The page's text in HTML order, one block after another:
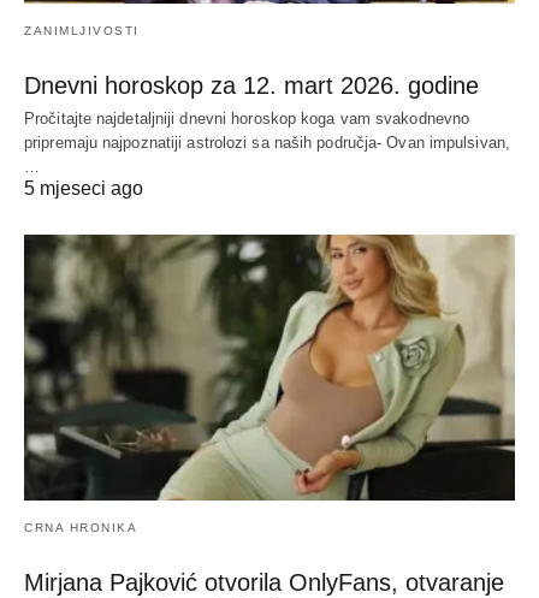
ZANIMLJIVOSTI
Dnevni horoskop za 12. mart 2026. godine
Pročitajte najdetaljniji dnevni horoskop koga vam svakodnevno
pripremaju najpoznatiji astrolozi sa naših područja- Ovan impulsivan,
5 mjeseci ago
CRNA HRONIKA
Mirjana Pajković otvorila OnlyFans, otvaranje